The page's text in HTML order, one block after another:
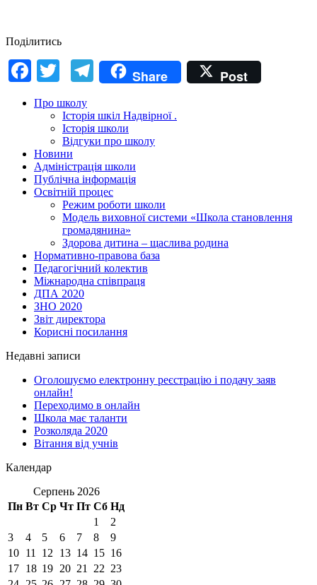
Поділитись
Facebook
TwitterTelegram
Share Post
Про школу
Історія шкіл Надвірної .
Історія школи
Відгуки про школу
Новини
Адміністрація школи
Публічна інформація
Освітній процес
Режим роботи школи
Модель виховної системи «Школа становлення
громадянина»
Здорова дитина – щаслива родина
Нормативно-правова база
Педагогічний колектив
Міжнародна співпраця
ДПА 2020
ЗНО 2020
Звіт директора
Корисні посилання
Недавні записи
Оголошуємо електронну реєстрацію і подачу заяв
онлайн!
Переходимо в онлайн
Школа має таланти
Розколяда 2020
Вітання від учнів
Календар
Серпень 2026
Пн Вт Ср Чт Пт Сб Нд
1
2
3
4 5 6 7 8
9
10 11 12 13 14 15 16
17 18 19 20 21 22 23